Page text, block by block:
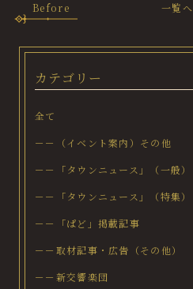
Before 一覧へ
カテゴリー
全て
－－（イベント案内）その他
－－「タウンニュース」（一般）
－－「タウンニュース」（特集）
－－「ぱど」掲載記事
－－取材記事・広告（その他）
－－新交響楽団